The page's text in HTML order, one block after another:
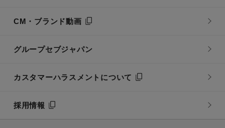
CM・ブランド動画
グループセブジャパン
カスタマーハラスメントについて
採用情報